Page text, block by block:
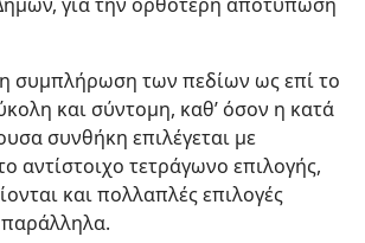
η συμπλήρωση των πεδίων ως επί το
και σύντομη, καθ’ όσον η κατά
συνθήκη επιλέγεται με
αντίστοιχο τετράγωνο επιλογής,
και πολλαπλές επιλογές